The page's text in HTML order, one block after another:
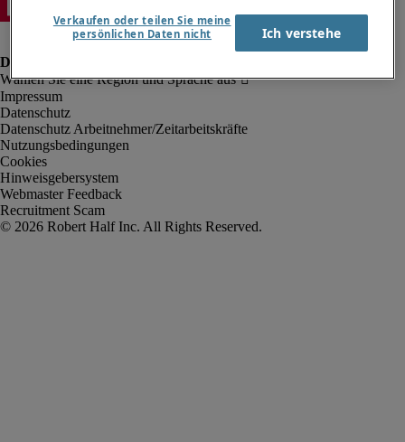
Impressum
Datenschutz
Datenschutz Arbeitnehmer/Zeitarbeitskräfte
Nutzungsbedingungen
Cookies
Hinweisgebersystem
Webmaster Feedback
Recruitment Scam
Verkaufen oder teilen Sie meine
persönlichen Daten nicht
Ich verstehe